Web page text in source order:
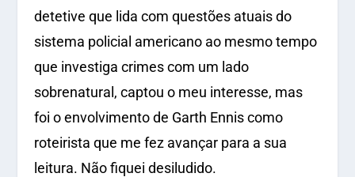
detetive que lida com questões atuais do
sistema policial americano ao mesmo tempo
que investiga crimes com um lado
sobrenatural, captou o meu interesse, mas
foi o envolvimento de Garth Ennis como
roteirista que me fez avançar para a sua
leitura. Não fiquei desiludido.